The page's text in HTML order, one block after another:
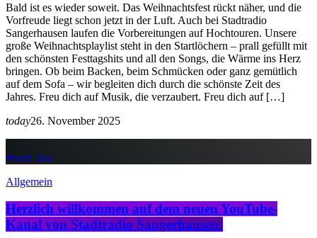
Bald ist es wieder soweit. Das Weihnachtsfest rückt näher, und die
Vorfreude liegt schon jetzt in der Luft. Auch bei Stadtradio
Sangerhausen laufen die Vorbereitungen auf Hochtouren. Unsere
große Weihnachtsplaylist steht in den Startlöchern – prall gefüllt mit
den schönsten Festtagshits und all den Songs, die Wärme ins Herz
bringen. Ob beim Backen, beim Schmücken oder ganz gemütlich
auf dem Sofa – wir begleiten dich durch die schönste Zeit des
Jahres. Freu dich auf Musik, die verzaubert. Freu dich auf […]
today26. November 2025
insert_link
Allgemein
Herzlich willkommen auf dem neuen YouTube-
Kanal von Stadtradio Sangerhausen!